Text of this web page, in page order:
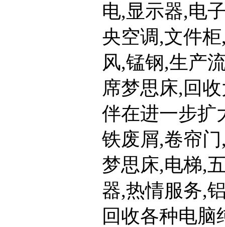
电,显示器,电
央空调,文件
风,锰钢,生产
席梦思床,回
伴在进一步扩
铁废屑,卷帘
梦思床,电梯,
器,热情服务,
回收各种电脑